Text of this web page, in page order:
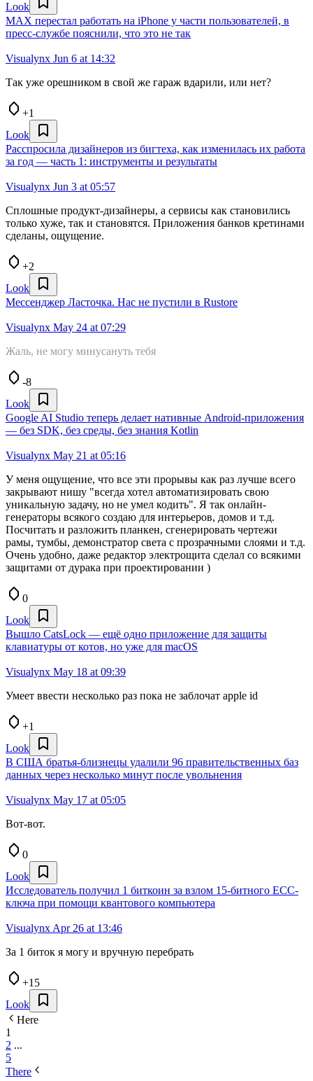
Look
MAX перестал работать на iPhone у части пользователей, в
пресс-службе пояснили, что это не так
Visualynx Jun 6 at 14:32
Так уже орешником в свой же гараж вдарили, или нет?
+1
Look
Расспросила дизайнеров из бигтеха, как изменилась их работа
за год — часть 1: инструменты и результаты
Visualynx Jun 3 at 05:57
Сплошные продукт-дизайнеры, а сервисы как становились
только хуже, так и становятся. Приложения банков кретинами
сделаны, ощущение.
+2
Look
Мессенджер Ласточка. Нас не пустили в Rustore
Visualynx May 24 at 07:29
Жаль, не могу минусануть тебя
-8
Look
Google AI Studio теперь делает нативные Android-приложения
— без SDK, без среды, без знания Kotlin
Visualynx May 21 at 05:16
У меня ощущение, что все эти прорывы как раз лучше всего
закрывают нишу "всегда хотел автоматизировать свою
уникальную задачу, но не умел кодить". Я так онлайн-
генераторы всякого создаю для интерьеров, домов и т.д.
Посчитать и разложить планкен, сгенерировать чертежи
рамы, тумбы, демонстратор света с прозрачными слоями и т.д.
Очень удобно, даже редактор электрощита сделал со всякими
защитами от дурака при проектировании )
0
Look
Вышло CatsLock — ещё одно приложение для защиты
клавиатуры от котов, но уже для macOS
Visualynx May 18 at 09:39
Умеет ввести несколько раз пока не заблочат apple id
+1
Look
В США братья‑близнецы удалили 96 правительственных баз
данных через несколько минут после увольнения
Visualynx May 17 at 05:05
Вот-вот.
0
Look
Исследователь получил 1 биткоин за взлом 15-битного ECC-
ключа при помощи квантового компьютера
Visualynx Apr 26 at 13:46
За 1 биток я могу и вручную перебрать
+15
Look
Here
1
2 ...
5
There